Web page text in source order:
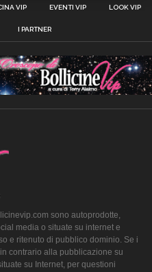
VIP EVENTI VIP LOOK VIP
I PARTNER
sono autoprodotte,
media o situate su internet e
e ritenuto di pubblico dominio. Se i
contrario alla pubblicazione su
su Internet, per questioni